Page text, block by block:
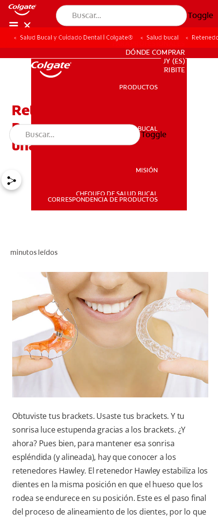
Toggle
SALUD BUCAL
PARA PROFESIONALES
DÓNDE COMPRAR
SUSCRIBITE
PARA PROFESIONALES
DÓNDE COMPRAR
UY (ES)
SUSCRIBITE
PRODUCTOS
SALUD BUCAL
MISIÓN
CHEQUEO DE SALUD BUCAL
CORRESPONDENCIA DE PRODUCTOS
Toggle
Salud Bucal y Cuidado Dental | Colgate® Salud bucal
Retenedores Hawley:
Probados para mantener
una sonrisa alineada
minutos leídos
Obtuviste tus brackets. Usaste tus brackets. Y tu
sonrisa luce estupenda gracias a los brackets. ¿Y
ahora? Pues bien, para mantener esa sonrisa
espléndida (y alineada), hay que conocer a los
retenedores Hawley. El retenedor Hawley estabiliza los
dientes en la misma posición en que el hueso que los
rodea se endurece en su posición. Este es el paso final
del proceso de alineamiento de los dientes, por lo que